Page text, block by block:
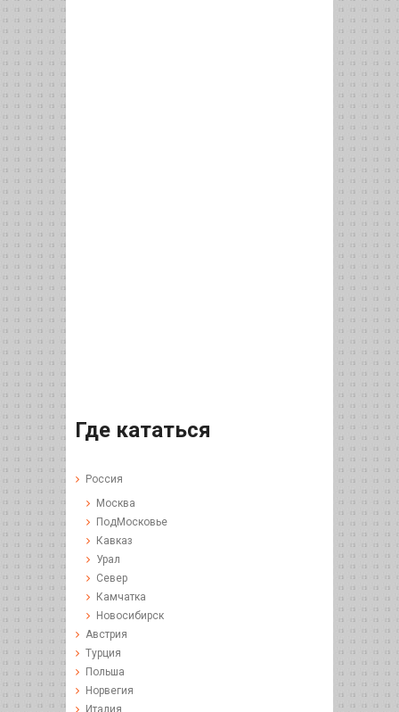
Где кататься
Россия
Москва
ПодМосковье
Кавказ
Урал
Север
Камчатка
Новосибирск
Австрия
Турция
Польша
Норвегия
Италия